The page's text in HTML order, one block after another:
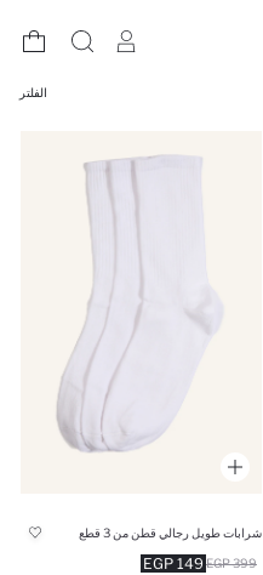
الفلتر
شرابات طويل رجالي قطن من 3 قطع
149 EGP 399 EGP